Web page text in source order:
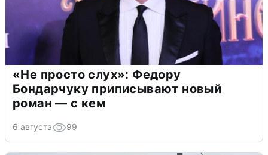
«Не просто слух»: Федору
Бондарчуку приписывают новый
роман — с кем
6 августа 99